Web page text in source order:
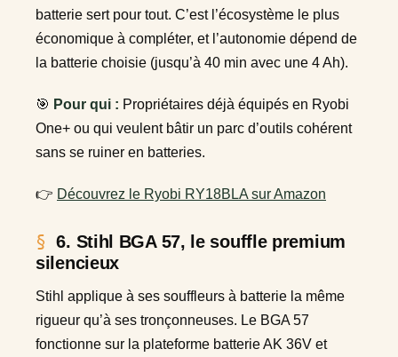
batterie sert pour tout. C’est l’écosystème le plus
économique à compléter, et l’autonomie dépend de
la batterie choisie (jusqu’à 40 min avec une 4 Ah).
🎯 Pour qui : Propriétaires déjà équipés en Ryobi
One+ ou qui veulent bâtir un parc d’outils cohérent
sans se ruiner en batteries.
👉 Découvrez le Ryobi RY18BLA sur Amazon
6. Stihl BGA 57, le souffle premium
silencieux
Stihl applique à ses souffleurs à batterie la même
rigueur qu’à ses tronçonneuses. Le BGA 57
fonctionne sur la plateforme batterie AK 36V et